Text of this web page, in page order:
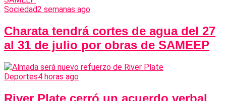
Sociedad2 semanas ago
Charata tendrá cortes de agua del 27
al 31 de julio por obras de SAMEEP
Deportes4 horas ago
River Plate cerró un acuerdo verbal